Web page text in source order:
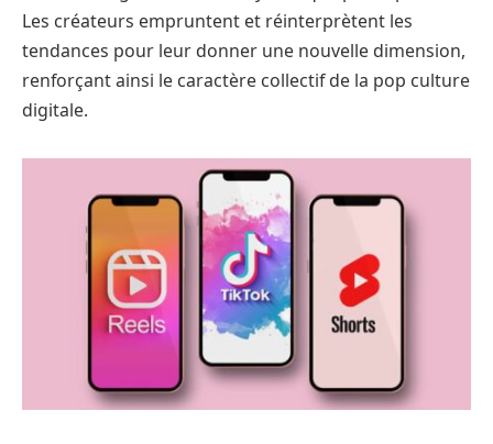
Les créateurs empruntent et réinterprètent les
tendances pour leur donner une nouvelle dimension,
renforçant ainsi le caractère collectif de la pop culture
digitale.